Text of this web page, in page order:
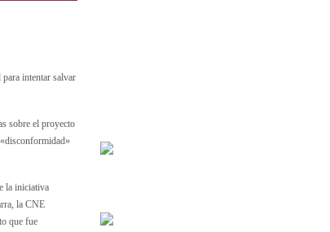
intentar salvar
sobre el proyecto
la iniciativa
la CNE
que fue